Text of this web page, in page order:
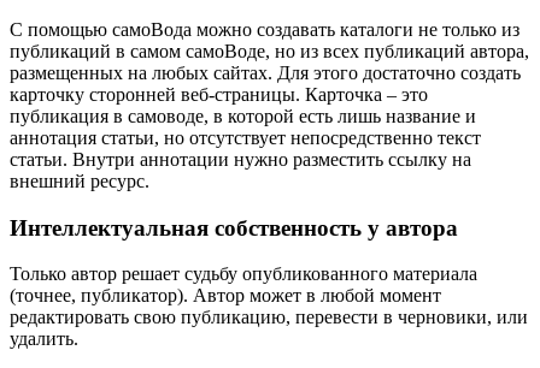
С помощью самоВода можно создавать каталоги не только из
публикаций в самом самоВоде, но из всех публикаций автора,
размещенных на любых сайтах. Для этого достаточно создать
карточку сторонней веб-страницы. Карточка – это
публикация в самоводе, в которой есть лишь название и
аннотация статьи, но отсутствует непосредственно текст
статьи. Внутри аннотации нужно разместить ссылку на
внешний ресурс.
Интеллектуальная собственность у автора
Только автор решает судьбу опубликованного материала
(точнее, публикатор). Автор может в любой момент
редактировать свою публикацию, перевести в черновики, или
удалить.